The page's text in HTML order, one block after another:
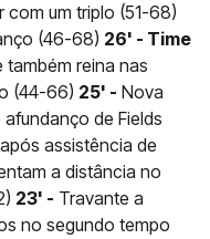
com um triplo (51-68)
(46-68) 26' - Time
também reina nas
(44-66) 25' - Nova
de Fields
assistência de
a distância no
23' - Travante a
no segundo tempo